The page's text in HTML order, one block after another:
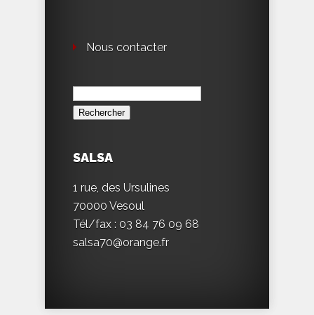
Nous contacter
Rechercher :
SALSA
1 rue, des Ursulines
70000 Vesoul
Tél/fax : 03 84 76 09 68
salsa70@orange.fr